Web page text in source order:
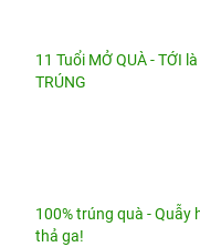
11 Tuổi MỞ QUÀ - TỚI là
TRÚNG
100% trúng quà - Quẫy
thả ga!